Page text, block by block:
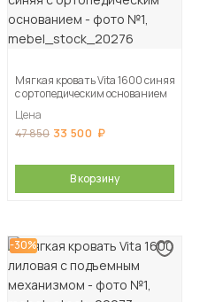
Мягкая кровать Vita 1600 синяя
с ортопедическим основанием
Цена
47 850 33 500
В корзину
-30%